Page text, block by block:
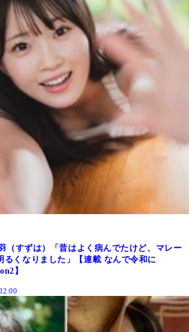
（すずは）「昔はよく病んでたけど、マレー
るくなりました」【連載 なんで令和に
】